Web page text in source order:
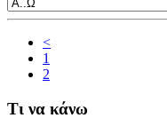
<
1
2
Τι να κάνω